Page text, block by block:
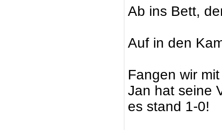
Ab ins Bett,
Auf in den
Fangen wir
Jan hat seine
es stand 1-0!